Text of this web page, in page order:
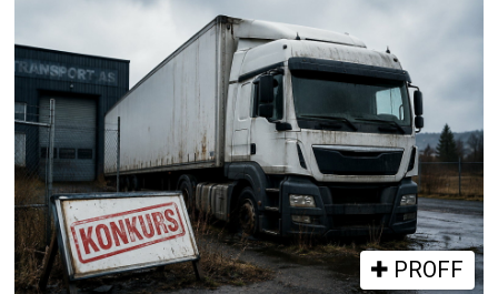
PROFF